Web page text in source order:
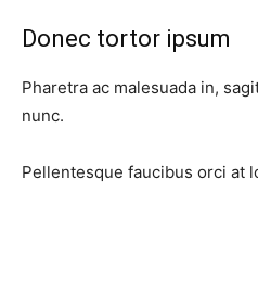
Donec tortor ipsum
Pharetra ac malesuada in,
nunc.
Pellentesque faucibus orci at